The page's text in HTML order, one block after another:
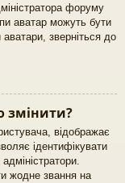
форуму
аватар можуть бути
зверніться до
змінити?
відображає
ідентифікувати
жодне звання на